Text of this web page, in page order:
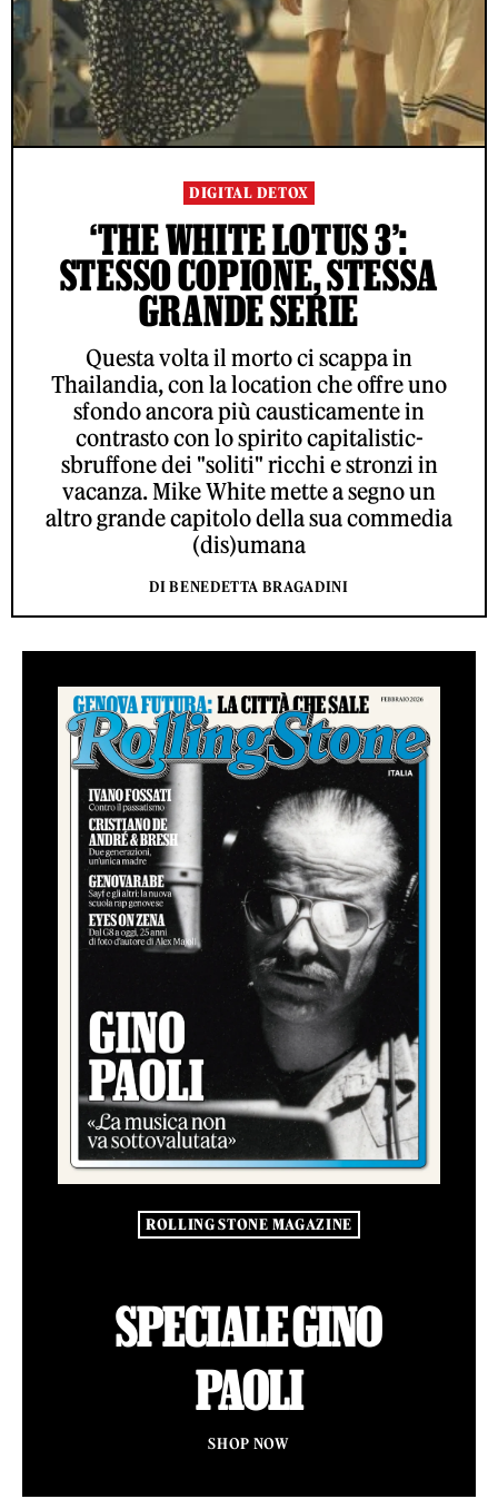
DIGITAL DETOX
‘THE WHITE LOTUS 3’:
STESSO COPIONE, STESSA
GRANDE SERIE
Questa volta il morto ci scappa in
Thailandia, con la location che offre uno
sfondo ancora più causticamente in
contrasto con lo spirito capitalistic-
sbruffone dei "soliti" ricchi e stronzi in
vacanza. Mike White mette a segno un
altro grande capitolo della sua commedia
(dis)umana
DI BENEDETTA BRAGADINI
ROLLING STONE MAGAZINE
SPECIALE GINO
PAOLI
SHOP NOW